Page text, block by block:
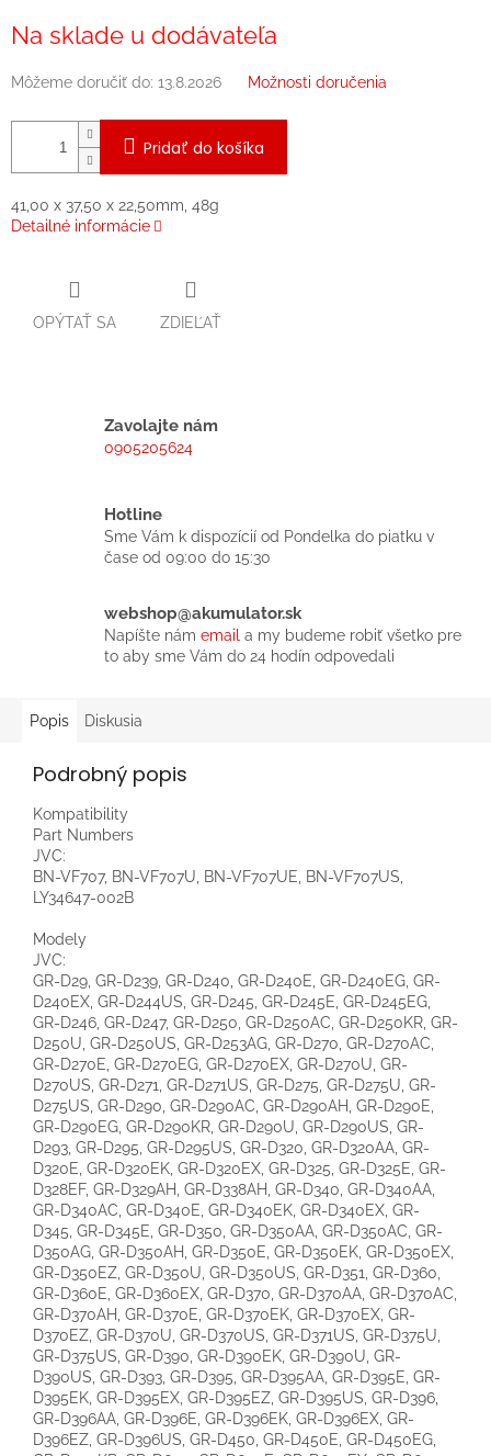
cena:
Na sklade u dodávateľa
Môžeme doručiť do: 13.8.2026 Možnosti doručenia
Pridať do košíka
41,00 x 37,50 x 22,50mm, 48g
Detailné informácie
OPÝTAŤ SA ZDIEĽAŤ
Zavolajte nám
0905205624
Hotline
Sme Vám k dispozícií od Pondelka do piatku v
čase od 09:00 do 15:30
webshop@akumulator.sk
Napíšte nám email a my budeme robiť všetko pre
to aby sme Vám do 24 hodín odpovedali
Popis Diskusia
Podrobný popis
Kompatibility
Part Numbers
JVC:
BN-VF707, BN-VF707U, BN-VF707UE, BN-VF707US,
LY34647-002B
Modely
JVC:
GR-D29, GR-D239, GR-D240, GR-D240E, GR-D240EG, GR-
D240EX, GR-D244US, GR-D245, GR-D245E, GR-D245EG,
GR-D246, GR-D247, GR-D250, GR-D250AC, GR-D250KR, GR-
D250U, GR-D250US, GR-D253AG, GR-D270, GR-D270AC,
GR-D270E, GR-D270EG, GR-D270EX, GR-D270U, GR-
D270US, GR-D271, GR-D271US, GR-D275, GR-D275U, GR-
D275US, GR-D290, GR-D290AC, GR-D290AH, GR-D290E,
GR-D290EG, GR-D290KR, GR-D290U, GR-D290US, GR-
D293, GR-D295, GR-D295US, GR-D320, GR-D320AA, GR-
D320E, GR-D320EK, GR-D320EX, GR-D325, GR-D325E, GR-
D328EF, GR-D329AH, GR-D338AH, GR-D340, GR-D340AA,
GR-D340AC, GR-D340E, GR-D340EK, GR-D340EX, GR-
D345, GR-D345E, GR-D350, GR-D350AA, GR-D350AC, GR-
D350AG, GR-D350AH, GR-D350E, GR-D350EK, GR-D350EX,
GR-D350EZ, GR-D350U, GR-D350US, GR-D351, GR-D360,
GR-D360E, GR-D360EX, GR-D370, GR-D370AA, GR-D370AC,
GR-D370AH, GR-D370E, GR-D370EK, GR-D370EX, GR-
D370EZ, GR-D370U, GR-D370US, GR-D371US, GR-D375U,
GR-D375US, GR-D390, GR-D390EK, GR-D390U, GR-
D390US, GR-D393, GR-D395, GR-D395AA, GR-D395E, GR-
D395EK, GR-D395EX, GR-D395EZ, GR-D395US, GR-D396,
GR-D396AA, GR-D396E, GR-D396EK, GR-D396EX, GR-
D396EZ, GR-D396US, GR-D450, GR-D450E, GR-D450EG,